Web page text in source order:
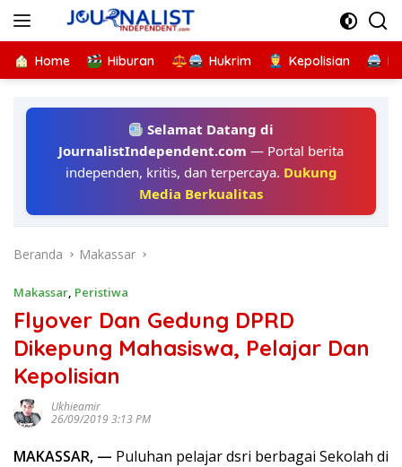
Home Hiburan Hukrim Kepolisian
Selamat Datang di
JournalistIndependent.com — Portal berita
independen, kritis, dan terpercaya. Dukung
Media Berkualitas
Beranda Makassar
Makassar, Peristiwa
Flyover Dan Gedung DPRD
Dikepung Mahasiswa, Pelajar Dan
Kepolisian
Ukhieamir
26/09/2019 3:13 PM
MAKASSAR, — Puluhan pelajar dsri berbagai Sekolah di